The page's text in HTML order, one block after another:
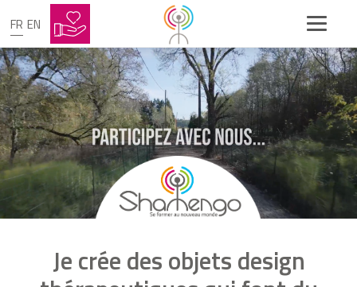
FR EN
Je crée des objets design